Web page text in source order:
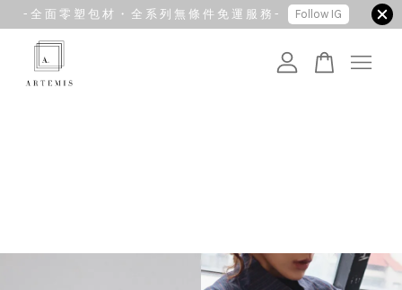
- 全 面 零 塑 包 材 ・ 全 系 列 無 條 件 免 運 服 務 - Follow IG
您的購物車目前還是空的。